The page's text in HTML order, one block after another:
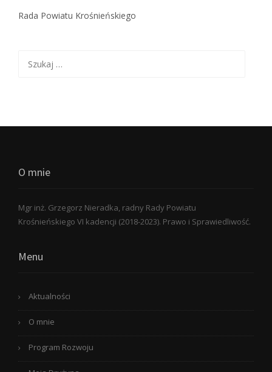
Rada Powiatu Krośnieńskiego
O mnie
Mgr inż. Grzegorz Nieradka, radny Rady Powiatu
Krośnieńskiego VI kadencji (2018-2023). Prawo i Sprawiedliwość.
Menu
Aktualności
O mnie
Program Rozwoju